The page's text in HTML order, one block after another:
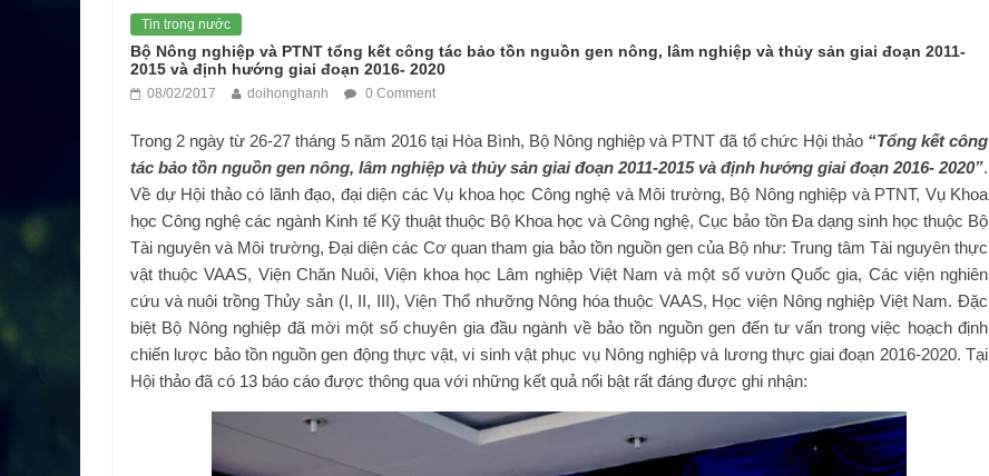
Tin trong nước
Bộ Nông nghiệp và PTNT tổng kết công tác bảo tồn nguồn gen nông, lâm nghiệp và thủy sản giai đoạn 2011-
2015 và định hướng giai đoạn 2016- 2020
08/02/2017 doihonghanh 0 Comment
Trong 2 ngày từ 26-27 tháng 5 năm 2016 tại Hòa Bình, Bộ Nông nghiệp và PTNT đã tổ chức Hội thảo “Tổng kết công
tác bảo tồn nguồn gen nông, lâm nghiệp và thủy sản giai đoạn 2011-2015 và định hướng giai đoạn 2016- 2020”.
Về dự Hội thảo có lãnh đạo, đại diện các Vụ khoa học Công nghệ và Môi trường, Bộ Nông nghiệp và PTNT, Vụ Khoa
học Công nghệ các ngành Kinh tế Kỹ thuật thuộc Bộ Khoa học và Công nghệ, Cục bảo tồn Đa dạng sinh học thuộc Bộ
Tài nguyên và Môi trường, Đại diện các Cơ quan tham gia bảo tồn nguồn gen của Bộ như: Trung tâm Tài nguyên thực
vật thuộc VAAS, Viện Chăn Nuôi, Viện khoa học Lâm nghiệp Việt Nam và một số vườn Quốc gia, Các viện nghiên
cứu và nuôi trồng Thủy sản (I, II, III), Viện Thổ nhưỡng Nông hóa thuộc VAAS, Học viện Nông nghiệp Việt Nam. Đặc
biệt Bộ Nông nghiệp đã mời một số chuyên gia đầu ngành về bảo tồn nguồn gen đến tư vấn trong việc hoạch định
chiến lược bảo tồn nguồn gen động thực vật, vi sinh vật phục vụ Nông nghiệp và lương thực giai đoạn 2016-2020. Tại
Hội thảo đã có 13 báo cáo được thông qua với những kết quả nổi bật rất đáng được ghi nhận: